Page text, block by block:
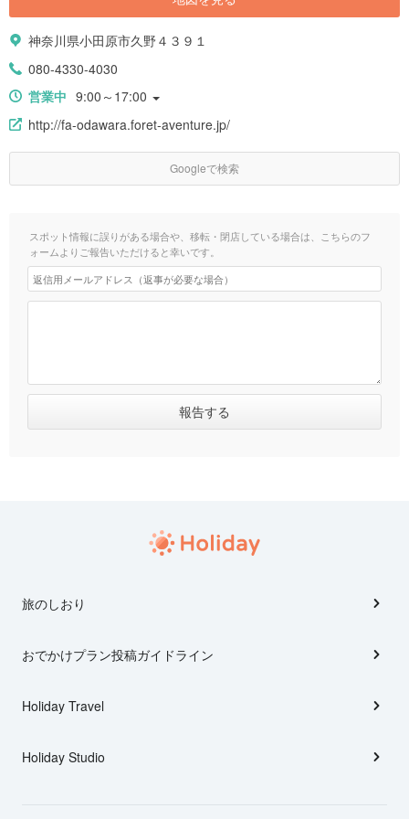
神奈川県小田原市久野４３９１
080-4330-4030
営業中 9:00～17:00
http://fa-odawara.foret-aventure.jp/
Googleで検索
スポット情報に誤りがある場合や、移転・閉店している場合は、こちらのフ
ォームよりご報告いただけると幸いです。
旅のしおり
おでかけプラン投稿ガイドライン
Holiday Travel
Holiday Studio